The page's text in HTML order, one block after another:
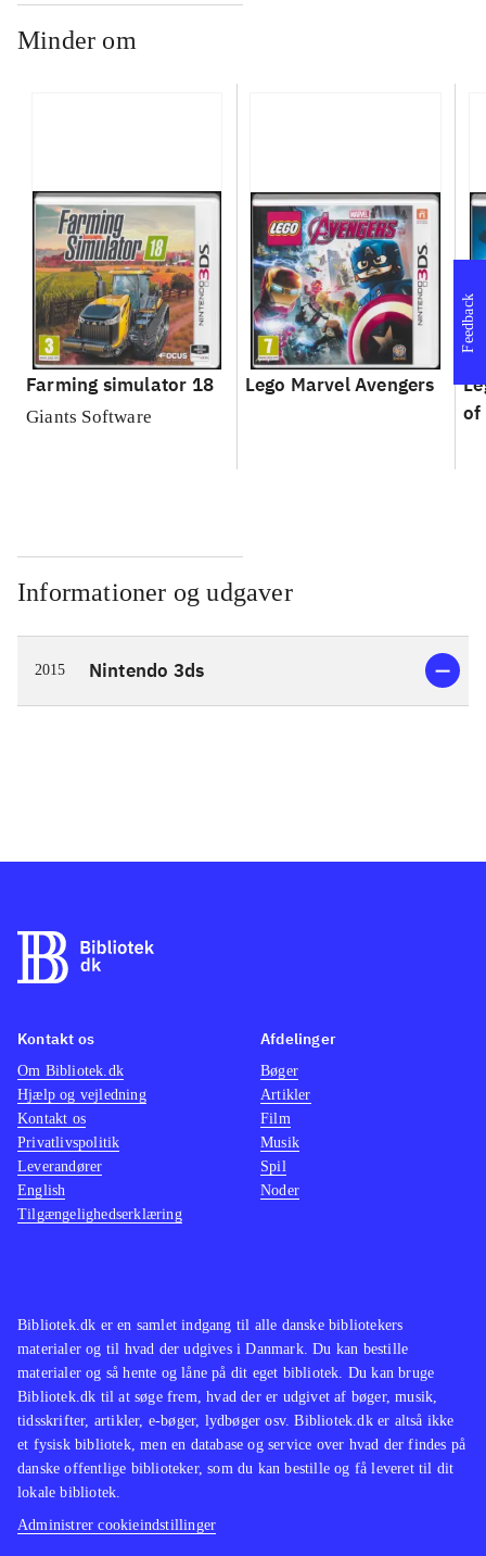
Minder om
Farming simulator 18
Giants Software
Lego Marvel Avengers
of
Informationer og udgaver
2015 Nintendo 3ds
Feedback
Bibliotek.dk er en samlet indgang til alle danske bibliotekers
materialer og til hvad der udgives i Danmark. Du kan bestille
materialer og så hente og låne på dit eget bibliotek. Du kan bruge
Bibliotek.dk til at søge frem, hvad der er udgivet af bøger, musik,
tidsskrifter, artikler, e-bøger, lydbøger osv. Bibliotek.dk er altså ikke
et fysisk bibliotek, men en database og service over hvad der findes på
danske offentlige biblioteker, som du kan bestille og få leveret til dit
lokale bibliotek.
Administrer cookieindstillinger
Kontakt os
Om Bibliotek.dk
Hjælp og vejledning
Kontakt os
Privatlivspolitik
Leverandører
English
Tilgængelighedserklæring
Afdelinger
Bøger
Artikler
Film
Musik
Spil
Noder